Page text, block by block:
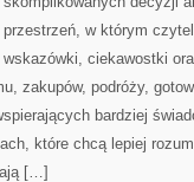
przestrzeń, w którym
wskazówki, ciekawostki
zakupów, podróży,
bardziej
które chcą lepiej
[…]